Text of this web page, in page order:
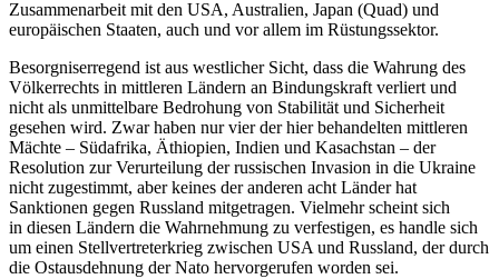
Zusammenarbeit mit den USA, Australien, Japan (Quad) und
europäischen Staaten, auch und vor allem im Rüstungssektor.
Besorgniserregend ist aus westlicher Sicht, dass die Wahrung des
Völkerrechts in mittleren Ländern an Bindungskraft verliert und
nicht als unmittelbare Bedro­hung von Stabilität und Sicherheit
gesehen wird. Zwar haben nur vier der hier behandelten mitt­leren
Mächte – Südafrika, Äthiopien, Indien und Kasachstan – der
Resolution zur Verurteilung der russischen Invasion in die Ukraine
nicht zugestimmt, aber keines der anderen acht Länder hat
Sanktionen gegen Russland mitgetragen. Vielmehr scheint sich
in diesen Ländern die Wahrnehmung zu verfestigen, es handle sich
um einen Stellvertreterkrieg zwischen USA und Russland, der durch
die Ostausdehnung der Nato hervorgerufen worden sei.